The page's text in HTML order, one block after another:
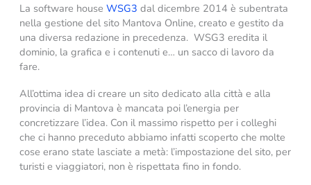
La software house WSG3 dal dicembre 2014 è subentrata
nella gestione del sito Mantova Online, creato e gestito da
una diversa redazione in precedenza. WSG3 eredita il
dominio, la grafica e i contenuti e… un sacco di lavoro da
fare.
All’ottima idea di creare un sito dedicato alla città e alla
provincia di Mantova è mancata poi l’energia per
concretizzare l’idea. Con il massimo rispetto per i colleghi
che ci hanno preceduto abbiamo infatti scoperto che molte
cose erano state lasciate a metà: l’impostazione del sito, per
turisti e viaggiatori, non è rispettata fino in fondo.